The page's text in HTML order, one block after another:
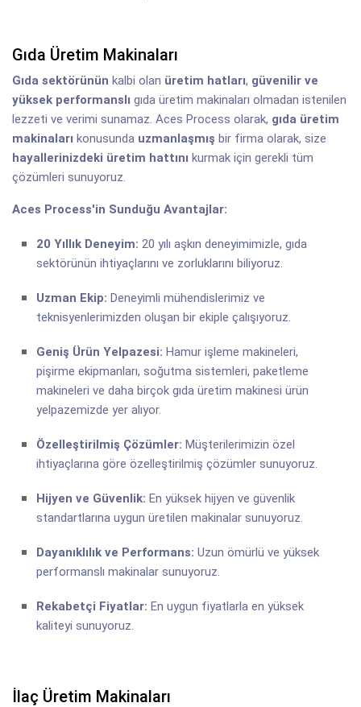
Gıda Üretim Makinaları
Gıda sektörünün kalbi olan üretim hatları, güvenilir ve
yüksek performanslı gıda üretim makinaları olmadan istenilen
lezzeti ve verimi sunamaz. Aces Process olarak, gıda üretim
makinaları konusunda uzmanlaşmış bir firma olarak, size
hayallerinizdeki üretim hattını kurmak için gerekli tüm
çözümleri sunuyoruz.
Aces Process'in Sunduğu Avantajlar:
20 Yıllık Deneyim: 20 yılı aşkın deneyimimizle, gıda
sektörünün ihtiyaçlarını ve zorluklarını biliyoruz.
Uzman Ekip: Deneyimli mühendislerimiz ve
teknisyenlerimizden oluşan bir ekiple çalışıyoruz.
Geniş Ürün Yelpazesi: Hamur işleme makineleri,
pişirme ekipmanları, soğutma sistemleri, paketleme
makineleri ve daha birçok gıda üretim makinesi ürün
yelpazemizde yer alıyor.
Özelleştirilmiş Çözümler: Müşterilerimizin özel
ihtiyaçlarına göre özelleştirilmiş çözümler sunuyoruz.
Hijyen ve Güvenlik: En yüksek hijyen ve güvenlik
standartlarına uygun üretilen makinalar sunuyoruz.
Dayanıklılık ve Performans: Uzun ömürlü ve yüksek
performanslı makinalar sunuyoruz.
Rekabetçi Fiyatlar: En uygun fiyatlarla en yüksek
kaliteyi sunuyoruz.
İlaç Üretim Makinaları